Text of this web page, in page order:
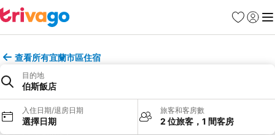
我的最愛
登入 選
查看所有宜蘭市區住宿
目的地
伯斯飯店
入住日期/退房日期
選擇日期
旅客和客房數
2 位旅客，1 間客房